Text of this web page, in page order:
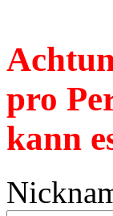
pro
kann